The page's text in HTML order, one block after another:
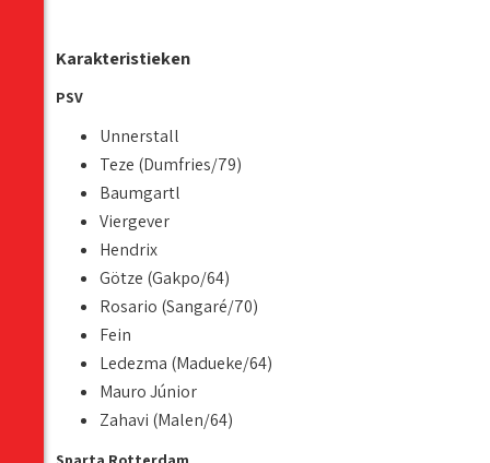
Karakteristieken
PSV
Unnerstall
Teze (Dumfries/79)
Baumgartl
Viergever
Hendrix
Götze (Gakpo/64)
Rosario (Sangaré/70)
Fein
Ledezma (Madueke/64)
Mauro Júnior
Zahavi (Malen/64)